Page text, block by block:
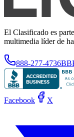
El Clasificado es
multimedia líder de
888-277-4736
Facebook X